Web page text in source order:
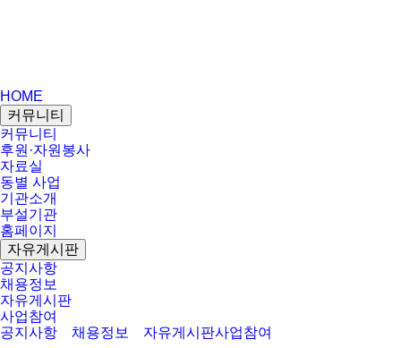
HOME
커뮤니티
커뮤니티
후원·자원봉사
자료실
동별 사업
기관소개
부설기관
홈페이지
자유게시판
공지사항
채용정보
자유게시판
사업참여
공지사항
채용정보 자유게시판사업참여